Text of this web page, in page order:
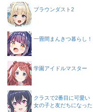
ブラウンダスト2
一畳間まんきつ暮らし！
学園アイドルマスター
クラスで2番目に可愛い
女の子と友だちになった